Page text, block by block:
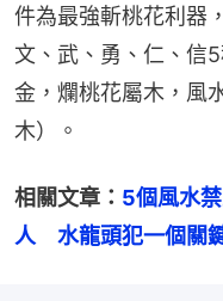
件為最強斬桃花利器
文、武、勇、仁、信
金，爛桃花屬木，風
木）。
相關文章： 5個風水
人　水龍頭犯一個關